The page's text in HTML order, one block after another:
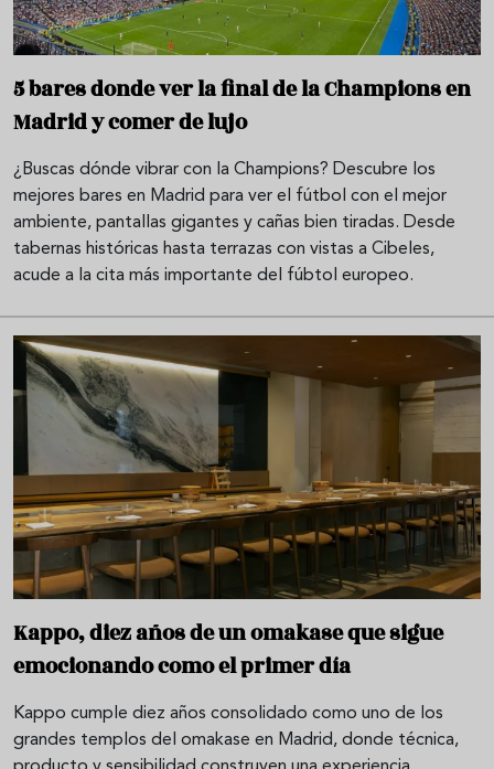
5 bares donde ver la final de la Champions en
Madrid y comer de lujo
¿Buscas dónde vibrar con la Champions? Descubre los
mejores bares en Madrid para ver el fútbol con el mejor
ambiente, pantallas gigantes y cañas bien tiradas. Desde
tabernas históricas hasta terrazas con vistas a Cibeles,
acude a la cita más importante del fúbtol europeo.
Kappo, diez años de un omakase que sigue
emocionando como el primer día
Kappo cumple diez años consolidado como uno de los
grandes templos del omakase en Madrid, donde técnica,